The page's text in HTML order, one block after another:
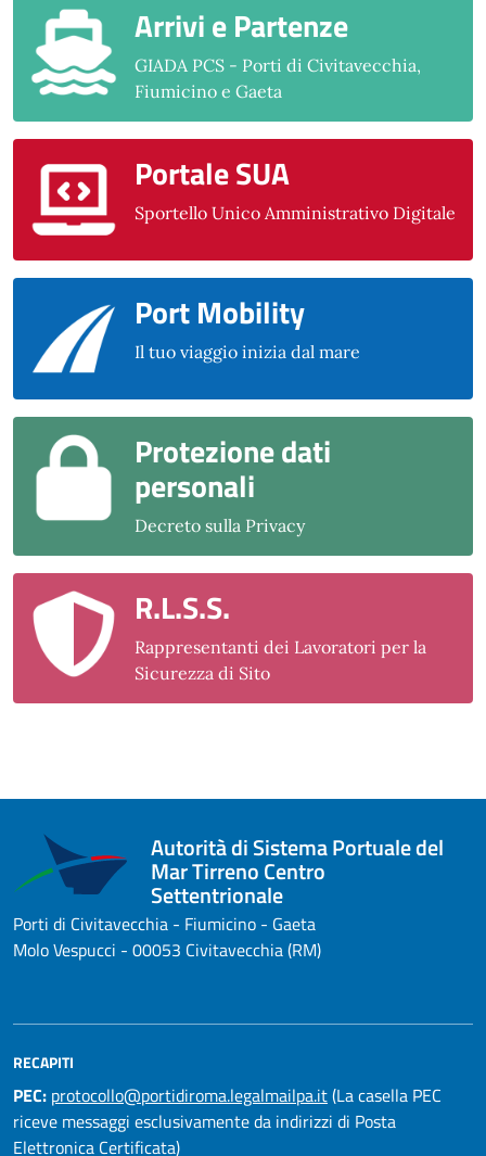
Arrivi e Partenze
GIADA PCS - Porti di Civitavecchia,
Fiumicino e Gaeta
Portale SUA
Sportello Unico Amministrativo Digitale
Port Mobility
Il tuo viaggio inizia dal mare
Protezione dati
personali
Decreto sulla Privacy
R.L.S.S.
Rappresentanti dei Lavoratori per la
Sicurezza di Sito
Autorità di Sistema Portuale del
Mar Tirreno Centro
Settentrionale
Porti di Civitavecchia - Fiumicino - Gaeta
Molo Vespucci - 00053 Civitavecchia (RM)
RECAPITI
PEC: protocollo@portidiroma.legalmailpa.it(La casella PEC
riceve messaggi esclusivamente da indirizzi di Posta
Elettronica Certificata)